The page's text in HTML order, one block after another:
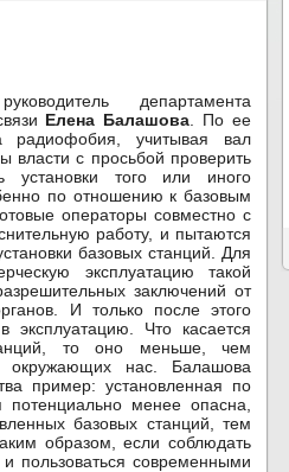
департамента
Елена Балашова . По ее
радиофобия, учитывая вал
власти с просьбой проверить
установки того или иного
по отношению к базовым
операторы совместно с
работу, и пытаются
базовых станций. Для
эксплуатацию такой
заключений от
И только после этого
эксплуатацию. Что касается
то оно меньше, чем
окружающих нас. Балашова
пример: установленная по
менее опасна,
базовых станций, тем
образом, если соблюдать
пользоваться современными